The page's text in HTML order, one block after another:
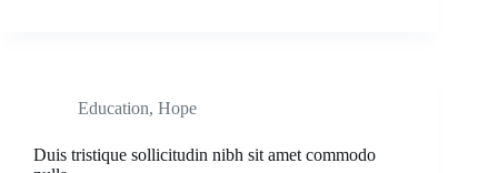
Education, Hope
Duis tristique sollicitudin nibh sit amet commodo